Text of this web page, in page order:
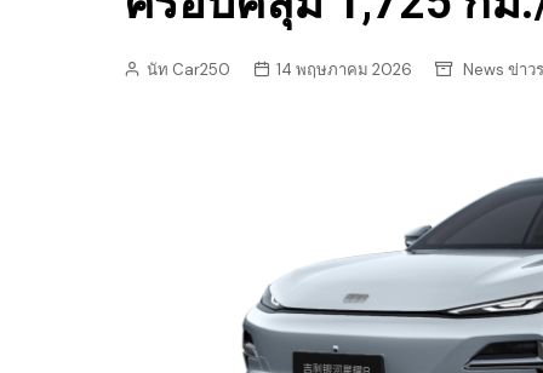
นัท Car250 14 พฤษภาคม 2026 News ข่า